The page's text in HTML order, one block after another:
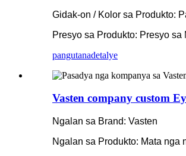
Gidak-on / Kolor sa Produkto:
Presyo sa Produkto: Presyo sa
pangutanadetalye
Vasten company custom
Ngalan sa Brand: Vasten
Ngalan sa Produkto: Mata nga